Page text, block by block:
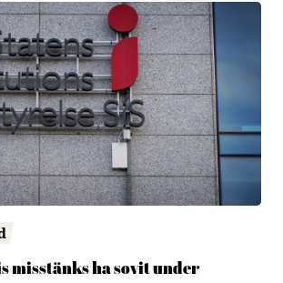
misstänks ha sovit under